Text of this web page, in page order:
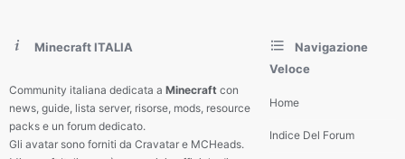
Minecraft ITALIA
Community italiana dedicata a Minecraft con
news, guide, lista server, risorse, mods, resource
packs e un forum dedicato.
Gli avatar sono forniti da Cravatar e MCHeads.
Navigazione
Veloce
Home
Indice Del Forum